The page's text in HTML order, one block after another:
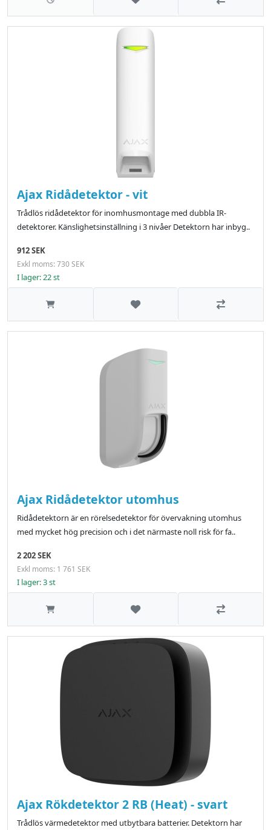
Ajax Ridådetektor - vit
Trådlös ridådetektor för inomhusmontage med dubbla IR-
detektorer. Känslighetsinställning i 3 nivåer Detektorn har inbyg..
912 SEK
Exkl moms: 730 SEK
I lager: 22 st
Lägg till i önskelistanJämför
Ajax Ridådetektor utomhus
Ridådetektorn är en rörelsedetektor för övervakning utomhus
med mycket hög precision och i det närmaste noll risk för fa..
2 202 SEK
Exkl moms: 1 761 SEK
I lager: 3 st
Lägg till i önskelistanJämför
Ajax Rökdetektor 2 RB (Heat) - svart
Trådlös värmedetektor med utbytbara batterier. Detektorn har